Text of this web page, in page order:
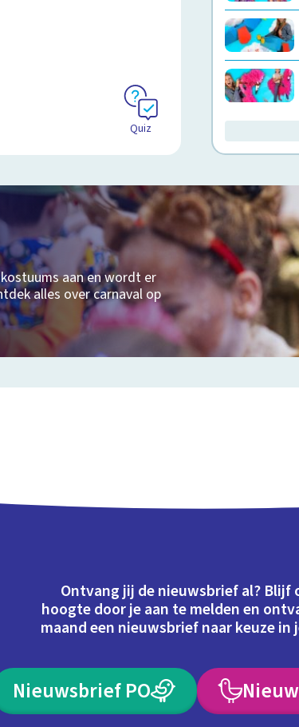
Quiz
aan en wordt er
alles over carnaval op
Ontvang jij de nieuwsbrief al? Blijf
hoogte door je aan te melden en
maand een nieuwsbrief naar keuze in
Nieuwsbrief PO